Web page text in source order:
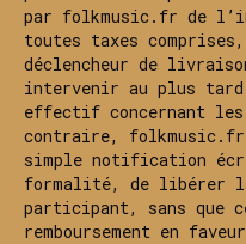
par folkmusic.fr de
toutes taxes
déclencheur de
intervenir au plus
effectif concernant
contraire,
simple notification
formalité, de libérer
participant, sans que
remboursement en